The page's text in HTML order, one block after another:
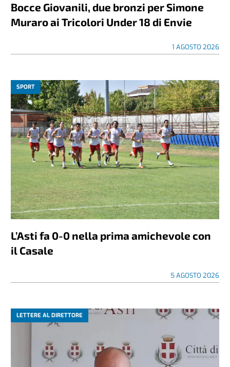
Bocce Giovanili, due bronzi per Simone
Muraro ai Tricolori Under 18 di Envie
1 AGOSTO 2026
SPORT
L’Asti fa 0-0 nella prima amichevole con
il Casale
5 AGOSTO 2026
LETTERE AL DIRETTORE